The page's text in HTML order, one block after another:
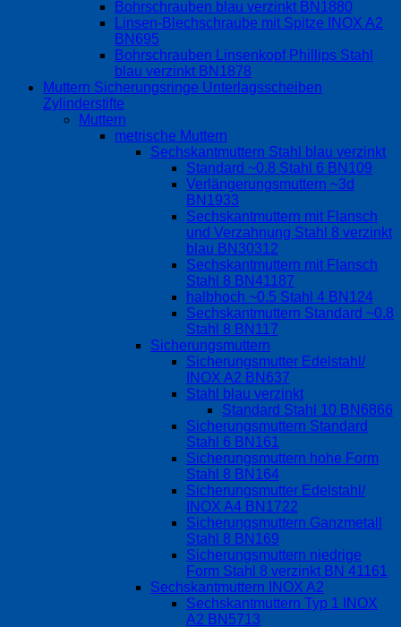
Bohrschrauben blau verzinkt BN1880
Linsen-Blechschraube mit Spitze INOX A2
BN695
Bohrschrauben Linsenkopf Phillips Stahl
blau verzinkt BN1878
Muttern Sicherungsringe Unterlagsscheiben
Zylinderstifte
Muttern
metrische Muttern
Sechskantmuttern Stahl blau verzinkt
Standard ~0.8 Stahl 6 BN109
Verlängerungsmuttern ~3d
BN1933
Sechskantmuttern mit Flansch
und Verzahnung Stahl 8 verzinkt
blau BN30312
Sechskantmuttern mit Flansch
Stahl 8 BN41187
halbhoch ~0.5 Stahl 4 BN124
Sechskantmuttern Standard ~0.8
Stahl 8 BN117
Sicherungsmuttern
Sicherungsmutter Edelstahl/
INOX A2 BN637
Stahl blau verzinkt
Standard Stahl 10 BN6866
Sicherungsmuttern Standard
Stahl 6 BN161
Sicherungsmuttern hohe Form
Stahl 8 BN164
Sicherungsmutter Edelstahl/
INOX A4 BN1722
Sicherungsmuttern Ganzmetall
Stahl 8 BN169
Sicherungsmuttern niedrige
Form Stahl 8 verzinkt BN 41161
Sechskantmuttern INOX A2
Sechskantmuttern Typ 1 INOX
A2 BN5713